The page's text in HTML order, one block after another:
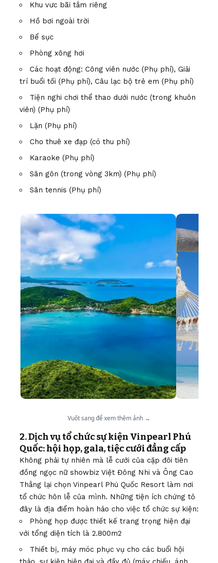
Khu vưc bãi tắm riêng
Hồ bơi ngoài trời
Bể sục
Phòng xông hơi
Các hoạt động: Công viên nước (Phụ phí), Giải
trí buổi tối (Phụ phí), Câu lạc bộ trẻ em (Phụ phí)
Tiện nghi chơi thể thao dưới nước (trong khuôn
viên) (Phụ phí)
Lặn (Phụ phí)
Cho thuê xe đạp (có thu phí)
Karaoke (Phụ phí)
Sân gôn (trong vòng 3km) (Phụ phí)
Sân tennis (Phụ phí)
Vuốt sang để xem thêm ảnh →
2. Dịch vụ tổ chức sự kiện Vinpearl Phú
Quốc: hội họp, gala, tiệc cưới đẳng cấp
Không phải tự nhiên mà lễ cưới của cặp đôi tiên
đồng ngọc nữ showbiz Việt Đông Nhi và Ông Cao
Thắng lại chọn Vinpearl Phú Quốc Resort làm nơi
tổ chức hôn lễ của mình. Những tiện ích chứng tỏ
đây là địa điểm hoàn hảo cho việc tổ chức sự kiện:
Phòng họp được thiết kế trang trọng hiện đại
với tổng diện tích là 2.800m2
Thiết bị, máy móc phục vụ cho các buổi hội